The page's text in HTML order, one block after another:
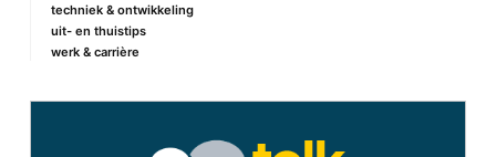
techniek & ontwikkeling
uit- en thuistips
werk & carrière